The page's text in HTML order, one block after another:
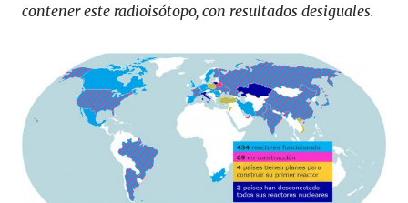
contener este radioisótopo, con resultados desiguales.